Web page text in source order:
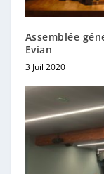
Assemblée
Evian
3 Juil 2020